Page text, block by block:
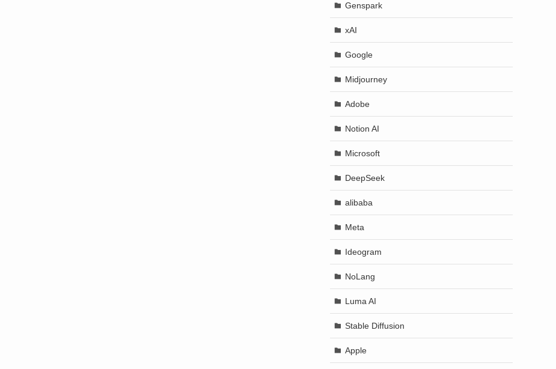
Genspark
xAI
Google
Midjourney
Adobe
Notion AI
Microsoft
DeepSeek
alibaba
Meta
Ideogram
NoLang
Luma AI
Stable Diffusion
Apple